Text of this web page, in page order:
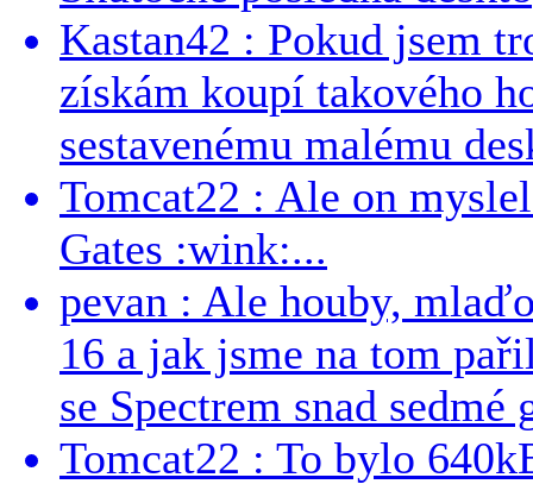
Kastan42 : Pokud jsem
získám koupí takového
sestavenému malému
Tomcat22 : Ale on
Gates :wink:...
pevan : Ale houby,
16 a jak jsme na tom
se Spectrem snad sedmé
Tomcat22 : To bylo